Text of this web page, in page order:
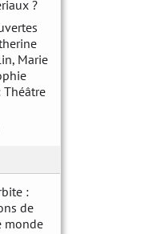
?
Marie
Théâtre
:
de
monde